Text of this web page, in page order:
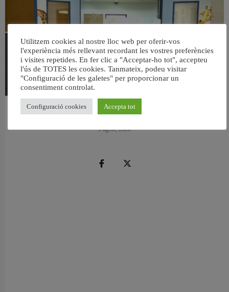
València reforma l’Escola Infantil Pardalets i instal·larà aire condicionat a totes
5 agost, 2026
Utilitzem cookies al nostre lloc web per oferir-vos
l'experiència més rellevant recordant les vostres preferències
i visites repetides. En fer clic a "Acceptar-ho tot", accepteu
l'ús de TOTES les cookies. Tanmateix, podeu visitar
"Configuració de les galetes" per proporcionar un
consentiment controlat.
Configuració cookies Accepta tot